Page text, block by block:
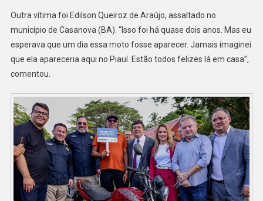
Outra vítima foi Edilson Queiroz de Araújo, assaltado no
município de Casanova (BA). “Isso foi há quase dois anos. Mas eu
esperava que um dia essa moto fosse aparecer. Jamais imaginei
que ela apareceria aqui no Piauí. Estão todos felizes lá em casa”,
comentou.